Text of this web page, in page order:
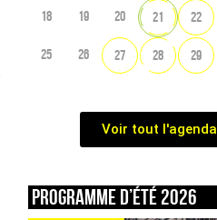
18 19 20 21 22
25 26 27 28 29
Voir tout l'agenda
Programme d’été 2026